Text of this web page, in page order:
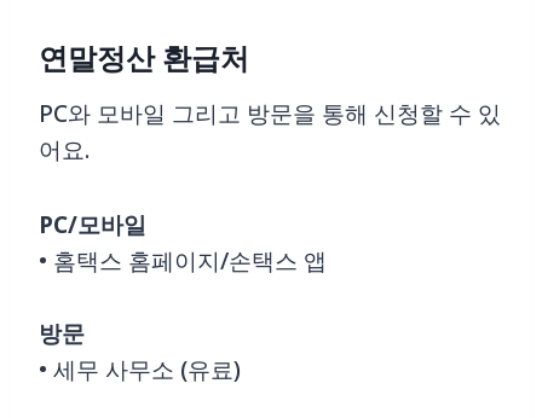
연말정산 환급처
PC와 모바일 그리고 방문을 통해 신청할 수 있
어요.
PC/모바일
• 홈택스 홈페이지/손택스 앱
방문
• 세무 사무소 (유료)